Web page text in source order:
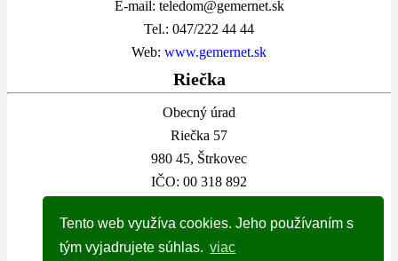
Tento web využíva cookies. Jeho používaním s
tým vyjadrujete súhlas. viac
E-mail: teledom@gemernet.sk
Tel.: 047/222 44 44
Web: www.gemernet.sk
Riečka
Obecný úrad
Riečka 57
980 45, Štrkovec
IČO: 00 318 892
Tel.:047/559 41 26
Web:www.riecka-rs.sk